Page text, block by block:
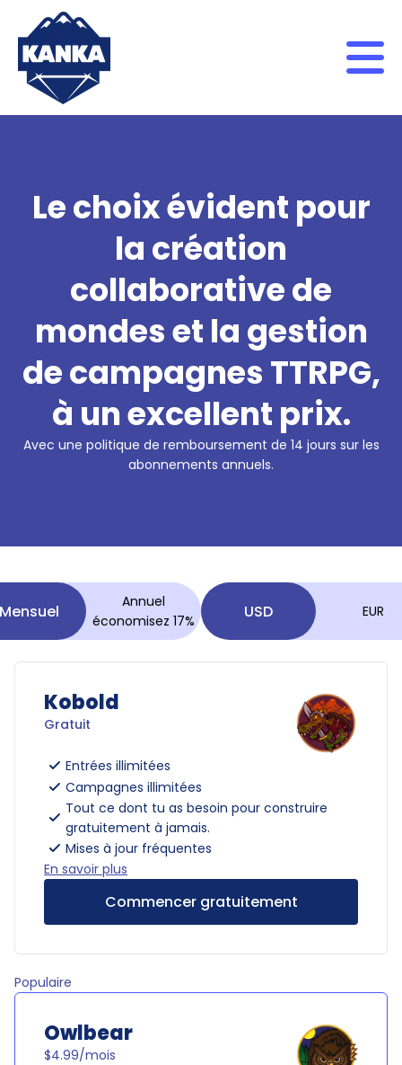
Skip to content
Le choix évident pour
la création
collaborative de
mondes et la gestion
de campagnes TTRPG,
à un excellent prix.
Avec une politique de remboursement de 14 jours sur les
abonnements annuels.
Annuel
économisez 17%
USD EUR
Kobold
Gratuit
Entrées illimitées
Campagnes illimitées
Tout ce dont tu as besoin pour construire
gratuitement à jamais.
Mises à jour fréquentes
En savoir plus
Commencer gratuitement
Populaire
Owlbear
$4.99/mois